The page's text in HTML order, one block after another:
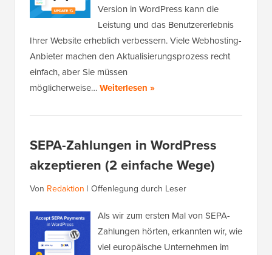
Version in WordPress kann die
Leistung und das Benutzererlebnis
Ihrer Website erheblich verbessern. Viele Webhosting-
Anbieter machen den Aktualisierungsprozess recht
einfach, aber Sie müssen
möglicherweise…Weiterlesen »
SEPA-Zahlungen in WordPress
akzeptieren (2 einfache Wege)
Von Redaktion | Offenlegung durch Leser
Als wir zum ersten Mal von SEPA-
Zahlungen hörten, erkannten wir, wie
viel europäische Unternehmen im